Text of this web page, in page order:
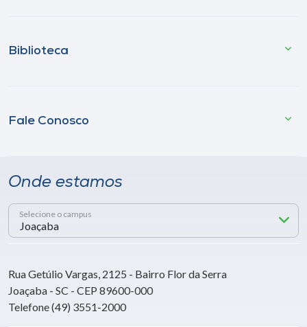
Biblioteca
Fale Conosco
Onde estamos
Selecione o campus
Rua Getúlio Vargas, 2125 - Bairro Flor da Serra
Joaçaba - SC - CEP 89600-000
Telefone (49) 3551-2000